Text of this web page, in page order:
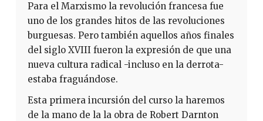
Para el Marxismo la revolución francesa fue
uno de los grandes hitos de las revoluciones
burguesas. Pero también aquellos años finales
del siglo XVIII fueron la expresión de que una
nueva cultura radical -incluso en la derrota-
estaba fraguándose.
Esta primera incursión del curso la haremos
de la mano de la la obra de Robert Darnton